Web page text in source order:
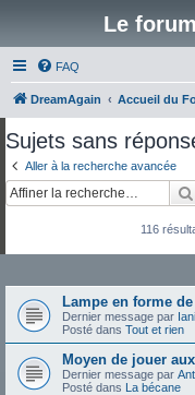
Le
FAQ
DreamAgain Accueil du
Sujets sans
Aller à la recherche avancée
116
Lampe en forme
Dernier message par
Posté dans Tout et rien
Moyen de jouer
Dernier message par
Posté dans La bécane